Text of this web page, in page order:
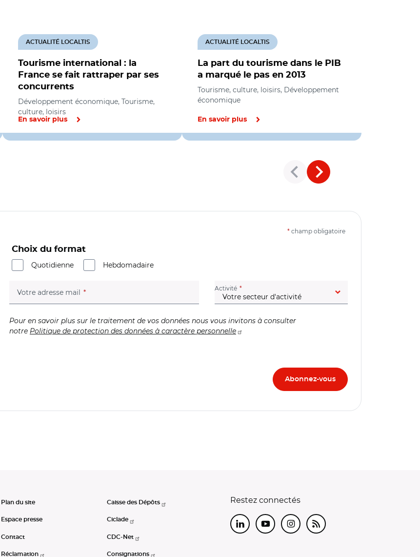
Tourisme international : la
France se fait rattraper par ses
concurrents
ACTUALITÉ LOCALTIS
Développement économique, Tourisme,
culture, loisirs
En savoir plus
La part du tourisme dans le PIB
a marqué le pas en 2013
ACTUALITÉ LOCALTIS
Tourisme, culture, loisirs, Développement
économique
En savoir plus
* champ obligatoire
Choix du format
Quotidienne
Hebdomadaire
Votre adresse mail (champ obligatoire) Activité (champ obligatoire)
Pour en savoir plus sur le traitement de vos données nous vous invitons à consulter
notre Politique de protection des données à caractère personnelle
Plan du site
Espace presse
Contact
Réclamation
Caisse des Dépôts
Ciclade
CDC-Net
Consignations
Restez connectés
LinkedInYoutubeInstagram
RSS